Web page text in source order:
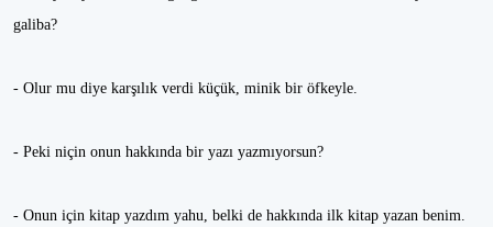
galiba?
- Olur mu diye karşılık verdi küçük, minik bir öfkeyle.
- Peki niçin onun hakkında bir yazı yazmıyorsun?
- Onun için kitap yazdım yahu, belki de hakkında ilk kitap yazan benim.